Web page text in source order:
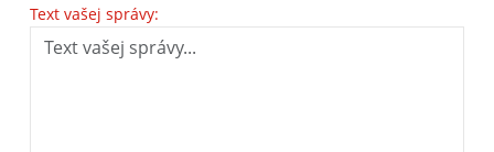
Text vašej správy: